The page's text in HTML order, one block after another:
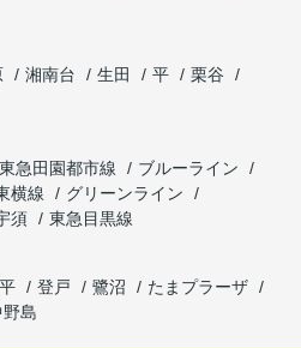
湘南台 生田 平
栗谷
東急田園都市線
ブルーライン
横線
グリーンライン
須
東急目黒線
登戸 鷺沼
たまプラーザ
野島